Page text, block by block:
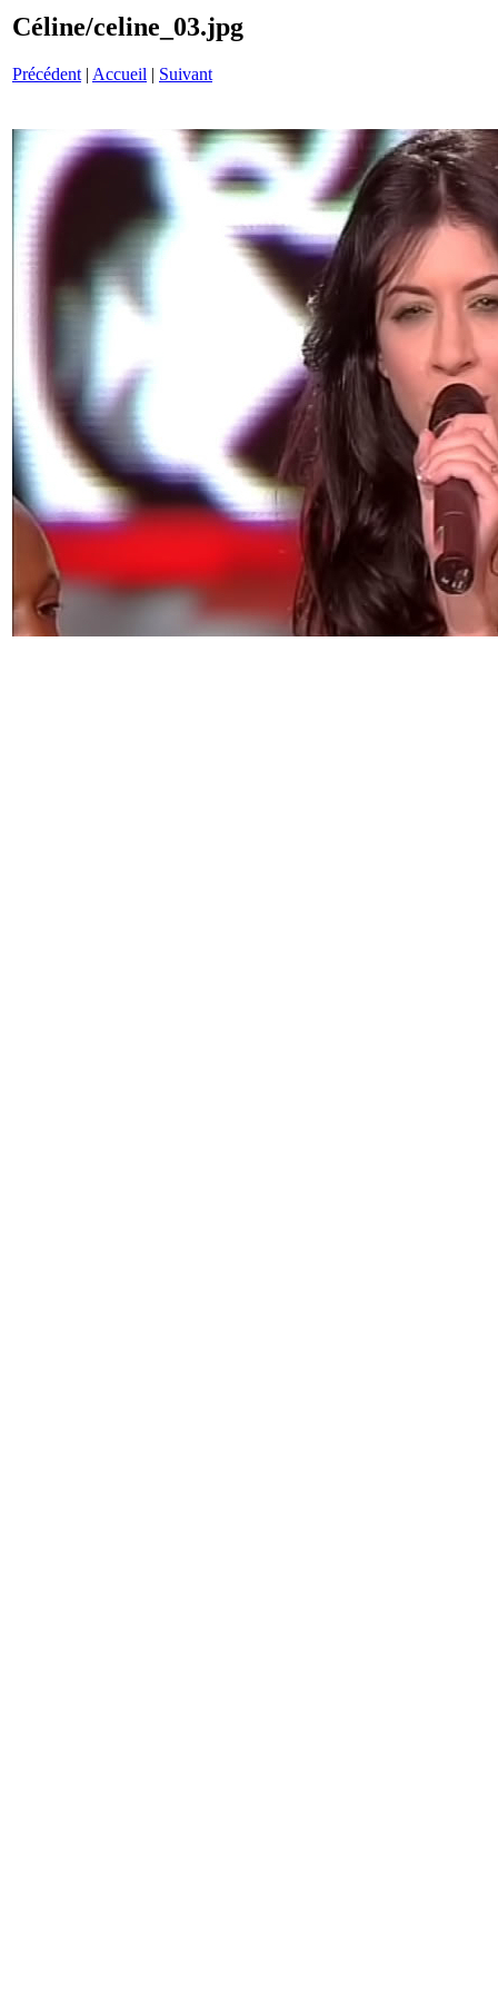
Céline/celine_03.jpg
Précédent | Accueil | Suivant